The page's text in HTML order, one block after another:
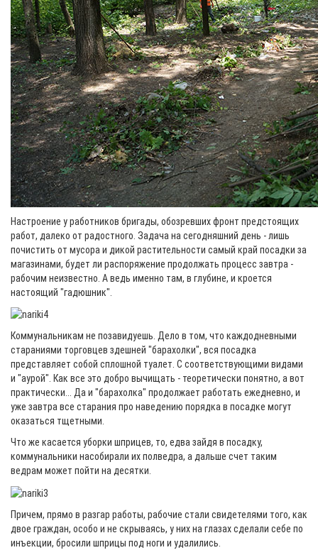
Настроение у работников бригады, обозревших фронт предстоящих
работ, далеко от радостного. Задача на сегодняшний день - лишь
почистить от мусора и дикой растительности самый край посадки за
магазинами, будет ли распоряжение продолжать процесс завтра -
рабочим неизвестно. А ведь именно там, в глубине, и кроется
настоящий "гадюшник".
Коммунальникам не позавидуешь. Дело в том, что каждодневными
стараниями торговцев здешней "барахолки", вся посадка
представляет собой сплошной туалет. С соответствующими видами
и "аурой". Как все это добро вычищать - теоретически понятно, а вот
практически... Да и "барахолка" продолжает работать ежедневно, и
уже завтра все старания про наведению порядка в посадке могут
оказаться тщетными.
Что же касается уборки шприцев, то, едва зайдя в посадку,
коммунальники насобирали их полведра, а дальше счет таким
ведрам может пойти на десятки.
Причем, прямо в разгар работы, рабочие стали свидетелями того, как
двое граждан, особо и не скрываясь, у них на глазах сделали себе по
инъекции, бросили шприцы под ноги и удалились.